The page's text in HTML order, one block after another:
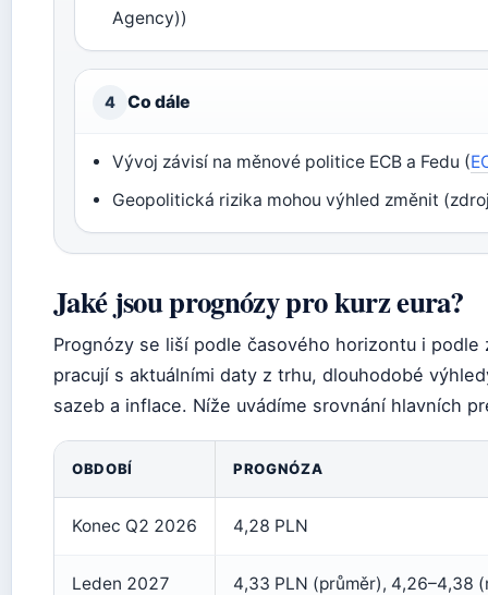
Agency))
4 Co dále
Vývoj závisí na měnové politice ECB a Fedu (
Geopolitická rizika mohou výhled změnit
Jaké jsou prognózy pro kurz eura?
Prognózy se liší podle časového horizontu i
pracují s aktuálními daty z trhu, dlouhodobé
sazeb a inflace. Níže uvádíme srovnání hlavních
OBDOBÍ PROGNÓZA
Konec Q2 2026 4,28 PLN
Leden 2027 4,33 PLN (průměr), 4,26–4,38